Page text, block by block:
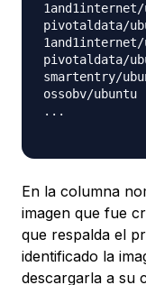
pivotaldata/
pivotaldata/
ossobv/ubuntu
...
En la columna
imagen que fue
que respalda el
identificado la
descargarla a su